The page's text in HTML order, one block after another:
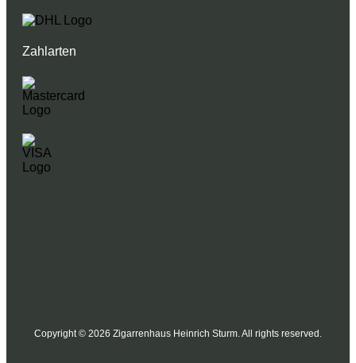
Zahlarten
Copyright © 2026 Zigarrenhaus Heinrich Sturm. All rights reserved.